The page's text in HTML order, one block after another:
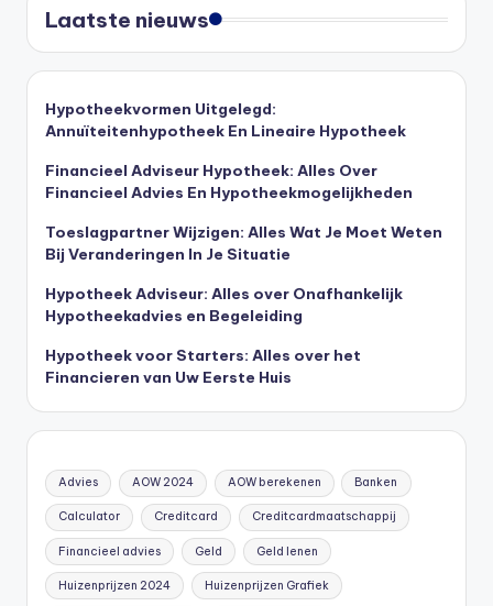
Laatste nieuws
Hypotheekvormen Uitgelegd:
Annuïteitenhypotheek En Lineaire Hypotheek
Financieel Adviseur Hypotheek: Alles Over
Financieel Advies En Hypotheekmogelijkheden
Toeslagpartner Wijzigen: Alles Wat Je Moet Weten
Bij Veranderingen In Je Situatie
Hypotheek Adviseur: Alles over Onafhankelijk
Hypotheekadvies en Begeleiding
Hypotheek voor Starters: Alles over het
Financieren van Uw Eerste Huis
Advies AOW 2024 AOW berekenen Banken
Calculator Creditcard Creditcardmaatschappij
Financieel advies Geld Geld lenen
Huizenprijzen 2024 Huizenprijzen Grafiek